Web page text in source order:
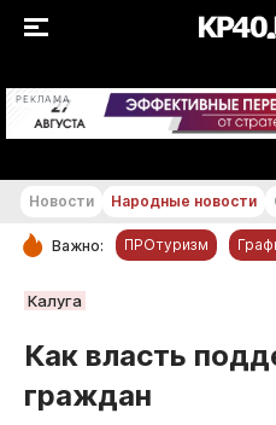
РЕКЛАМА
РУБРИКИ
Новости компаний
Статьи
Новости Народные новости
Важно: ПРОтуризм
Калуга
Как власть
граждан